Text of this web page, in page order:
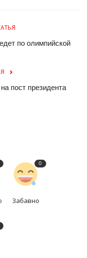
по олимпийской
пост президента
0
Забавно